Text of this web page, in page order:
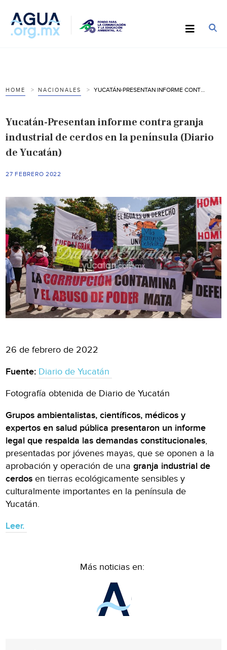
HOME NACIONALES
Yucatán-Presentan informe contra granja
industrial de cerdos en la península (Diario
de Yucatán)
27 FEBRERO 2022
26 de febrero de 2022
Fuente: Diario de Yucatán
Fotografía obtenida de Diario de Yucatán
Grupos ambientalistas, científicos, médicos y
expertos en salud pública presentaron un informe
legal que respalda las demandas constitucionales,
presentadas por jóvenes mayas, que se oponen a la
aprobación y operación de unagranja industrial de
cerdos en tierras ecológicamente sensibles y
culturalmente importantes en la península de
Yucatán.
Leer.
Más noticias en: